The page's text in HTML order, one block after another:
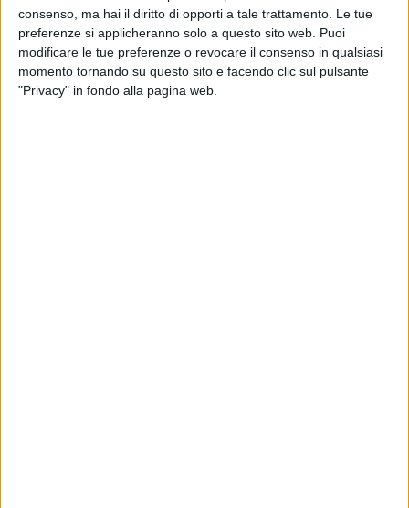
consenso, ma hai il diritto di opporti a tale trattamento. Le tue
preferenze si applicheranno solo a questo sito web. Puoi
modificare le tue preferenze o revocare il consenso in qualsiasi
momento tornando su questo sito e facendo clic sul pulsante
"Privacy" in fondo alla pagina web.
delbackstage.